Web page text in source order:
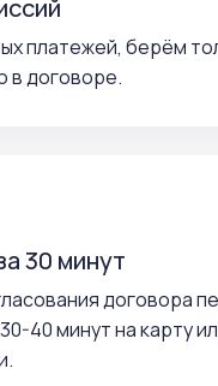
платежей, берём
в договоре.
30 минут
договора
40 минут на карту